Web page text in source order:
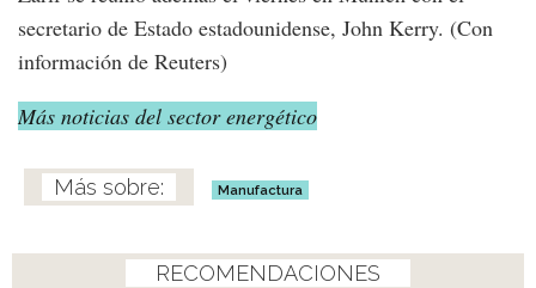
secretario de Estado estadounidense, John Kerry. (Con
información de Reuters)
Más noticias del sector energético
Manufactura
RECOMENDACIONES